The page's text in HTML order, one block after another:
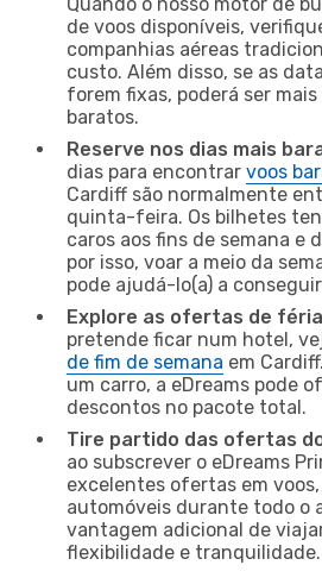
de voos disponíveis,
companhias aéreas
custo. Além disso, se as
forem fixas, poderá ser
baratos.
Reserve nos dias mais
dias para encontrar voos
Cardiff são normalmente
quinta-feira. Os bilhetes
caros aos fins de semana e
por isso, voar a meio da
pode ajudá-lo(a) a
Explore as ofertas de
pretende ficar num hotel,
de fim de semana em
um carro, a eDreams pode
descontos no pacote total.
Tire partido das ofertas
ao subscrever o eDreams
excelentes ofertas em
automóveis durante todo o
vantagem adicional de
flexibilidade e tranquilidade.